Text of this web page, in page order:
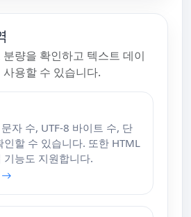
량을 확인하고 텍스트 데이
용할 수 있습니다.
자 수, UTF-8 바이트 수, 단
인할 수 있습니다. 또한 HTML
기능도 지원합니다.